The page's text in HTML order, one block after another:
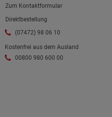
Zum Kontaktformular
Direktbestellung
(07472) 98 06 10
Kostenfrei aus dem Ausland
00800 980 600 00